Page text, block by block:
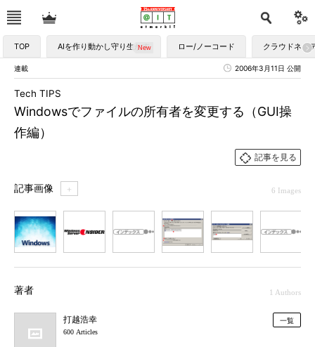
TOP AIを作り動かし守り生かす ロー/ノーコード クラウドネイ
連載 2006年3月11日 公開
Windowsでファイルの所有者を変更する（GUI操
作編）
Tech TIPS
記事を見る
記事画像 ＋ 6 Images
著者 1 Authors
打越浩幸
600 Articles
一覧